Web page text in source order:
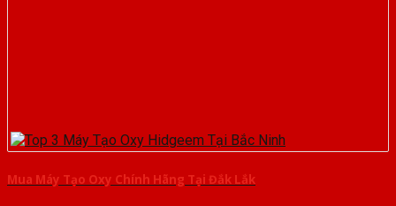
Mua Máy Tạo Oxy Chính Hãng Tại Đắk Lắk